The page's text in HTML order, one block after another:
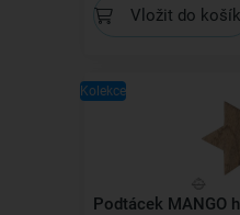
Vložit do
Kolekce
Podtácek MANGO